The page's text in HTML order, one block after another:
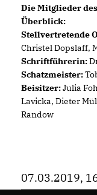
Die Mitglieder
Überblick:
Stellvertretende
Christel Dopslaff,
Schriftführerin:
Schatzmeister:
Beisitzer:Julia
Lavicka, Dieter
Randow
07.03.2019,